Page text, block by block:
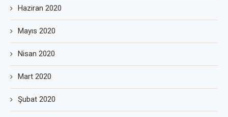
Haziran 2020
Mayıs 2020
Nisan 2020
Mart 2020
Şubat 2020